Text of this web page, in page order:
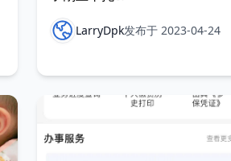
LarryDpk发布于 2023-04-24